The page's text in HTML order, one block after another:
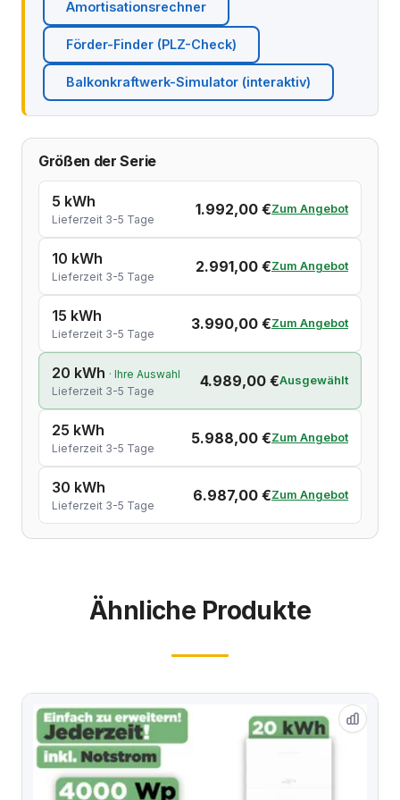
Amortisationsrechner
Förder-Finder (PLZ-Check)
Balkonkraftwerk-Simulator (interaktiv)
Größen der Serie
5 kWh
Lieferzeit 3-5 Tage
1.992,00 €Zum Angebot
10 kWh
Lieferzeit 3-5 Tage
2.991,00 €Zum Angebot
15 kWh
Lieferzeit 3-5 Tage
3.990,00 €Zum Angebot
20 kWh · Ihre Auswahl
Lieferzeit 3-5 Tage
4.989,00 €Ausgewählt
25 kWh
Lieferzeit 3-5 Tage
5.988,00 €Zum Angebot
30 kWh
Lieferzeit 3-5 Tage
6.987,00 €Zum Angebot
Ähnliche Produkte